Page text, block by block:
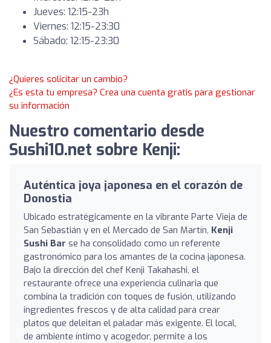
Jueves: 12:15-23h
Viernes: 12:15-23:30
Sábado: 12:15-23:30
¿Quieres solicitar un cambio?
¿Es esta tu empresa? Crea una cuenta gratis para gestionar
su información
Nuestro comentario desde
Sushi10.net sobre Kenji:
Auténtica joya japonesa en el corazón de
Donostia
Ubicado estratégicamente en la vibrante Parte Vieja de
San Sebastián y en el Mercado de San Martín, Kenji
Sushi Bar se ha consolidado como un referente
gastronómico para los amantes de la cocina japonesa.
Bajo la dirección del chef Kenji Takahashi, el
restaurante ofrece una experiencia culinaria que
combina la tradición con toques de fusión, utilizando
ingredientes frescos y de alta calidad para crear
platos que deleitan el paladar más exigente. El local,
de ambiente íntimo y acogedor, permite a los